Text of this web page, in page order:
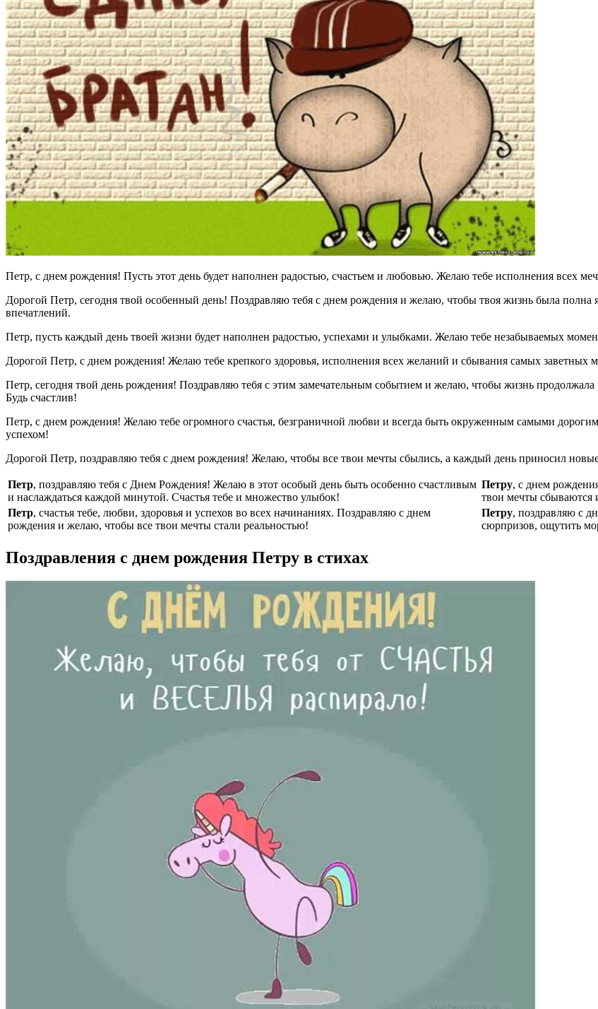
Петр, с днем рождения! Пусть этот день будет наполнен радостью, счастьем и любовью. Желаю тебе исполнения всех
Дорогой Петр, сегодня твой особенный день! Поздравляю тебя с днем рождения и желаю, чтобы твоя жизнь была
впечатлений.
Петр, пусть каждый день твоей жизни будет наполнен радостью, успехами и улыбками. Желаю тебе незабываемых
Дорогой Петр, с днем рождения! Желаю тебе крепкого здоровья, исполнения всех желаний и сбывания самых заветных
Петр, сегодня твой день рождения! Поздравляю тебя с этим замечательным событием и желаю, чтобы жизнь
Будь счастлив!
Петр, с днем рождения! Желаю тебе огромного счастья, безграничной любви и всегда быть окруженным самыми
успехом!
Дорогой Петр, поздравляю тебя с днем рождения! Желаю, чтобы все твои мечты сбылись, а каждый день приносил
Петр, поздравляю тебя с Днем Рождения! Желаю в этот особый день быть особенно счастливым
и наслаждаться каждой минутой. Счастья тебе и множество улыбок!
Петру, с днем
твои мечты сбываются
Петр, счастья тебе, любви, здоровья и успехов во всех начинаниях. Поздравляю с днем
рождения и желаю, чтобы все твои мечты стали реальностью!
Петру, поздравляю с
сюрпризов, ощутить
Поздравления с днем рождения Петру в стихах